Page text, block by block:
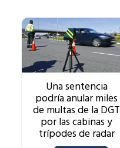
Una sentencia
podría anular miles
de multas de la DGT
por las cabinas y
trípodes de radar